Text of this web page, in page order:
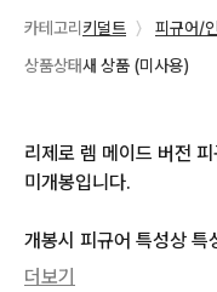
카테고리 키덜트 〉
피규어/
상품상태새 상품 (미사용)
리제로 렘 메이드 버전
미개봉입니다.
개봉시 피규어 특성상 특
수도 있습니다. 이 이유
더보기